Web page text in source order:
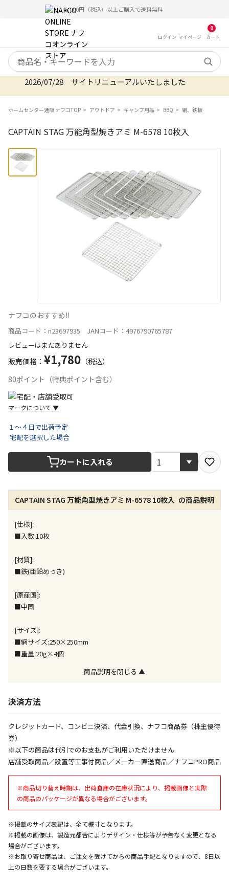
5,000円（税込）以上ご購入で送料無料
ログイン マイ ページ
0
カート
検索キーワード
2026/07/28 サイトリニューアルいたしました
ホームセンター通販 ナフコTOP アウトドア キャンプ用品 BBQ 網、鉄板
CAPTAIN STAG 万能角型焼きアミ M-6578 10枚入
ナフコのおすすめ!!
商品コード：n23697935 JANコード：4976790765787
レビューはまだありません
販売価格： ¥1,780 （税込）
80ポイント（特典ポイント含む）
マークについて ▼
できません）
※同時購入の商品は、全て同じ店舗での受取となりま
す
特定の店舗のみで受取ができる商品です（宅配便での
お届けができません）
宅配のみでお届けする商品です（店舗受取は選択でき
ません）
同時購入が可能です
ため、通常よりお時間をいただく場合がございます。
また、日曜・祝日や年末年始などの長期休業期間中
お見積商品です。金額・施工日はお打ち合わせの上、
お見積商品です。金額・施工日はお打ち合わせの上、
決定となります。
１～４日で出荷予定
宅配を選択した場合
カートに入れる
CAPTAIN STAG 万能角型焼きアミ M-6578 10枚入 の商品説明
[仕様]:
■入数:10枚
[材質]:
■鉄(亜鉛めっき)
[原産国]:
■中国
[サイズ]:
■網サイズ:250×250mm
■重量:20g×4個
商品説明を閉じる ▲
決済方法
クレジットカード、コンビニ決済、代金引換、ナフコ商品券（株主優待
券）
※以下の商品は代引でのお支払がご利用いただけません
店舗受取商品／設置等工事付商品／メーカー直送商品／ナフコPRO商品
※商品切り替え時期は、出荷倉庫の在庫状況により、掲載画像と実際
の商品のパッケージが異なる場合がございます。
※掲載のサイズ表記は、全て概寸となります。
※掲載の画像は、製造元都合によりデザイン・仕様等が予告なく変更となる
場合がございます。
※お取り寄せ商品は、ご注文を受けてからの商品手配となりますので、8日以
上の日数を要する場合がございます。